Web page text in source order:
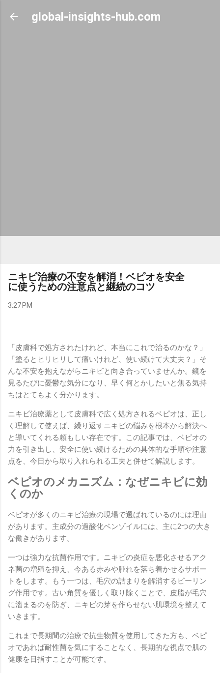
Skip to main content
global-insights-hub.com
ニキビ治療の不安を解消！ベピオを安全
に使うための注意点と継続のコツ
3:27 PM
「皮膚科で処方されたけれど、本当にこれで治るのかな？」
「塗るとヒリヒリして痛いけれど、使い続けて大丈夫？」そ
んな不安を抱えながらニキビと向き合っていませんか。鏡を
見るたびに憂鬱な気分になり、早く何とかしたいと焦る気持
ちはとてもよく分かります。
ニキビ治療薬として皮膚科で広く処方されるベピオは、正し
く理解して使えば、繰り返すニキビの悩みを根本から解決へ
と導いてくれる頼もしい存在です。この記事では、ベピオの
力を引き出し、安全に使い続けるための具体的な手順や注意
点を、今日から取り入れられる工夫と併せて解説します。
ベピオのメカニズム：なぜニキビに効
くのか
ベピオが多くのニキビ治療の現場で選ばれているのには理由
があります。主成分の過酸化ベンゾイルには、主に2つの大き
な働きがあります。
一つは強力な抗菌作用です。ニキビの炎症を悪化させるアク
ネ菌の増殖を抑え、今ある赤みや腫れを落ち着かせるサポー
トをします。もう一つは、毛穴の詰まりを解消するピーリン
グ作用です。古い角質を優しく取り除くことで、皮脂が毛穴
に溜まるのを防ぎ、ニキビの芽を作らせない肌環境を整えて
いきます。
これまで長期間の治療で抗生物質を使用してきた方も、ベピ
オであれば耐性菌を気にすることなく、長期的な視点で肌の
健康を目指すことが可能です。